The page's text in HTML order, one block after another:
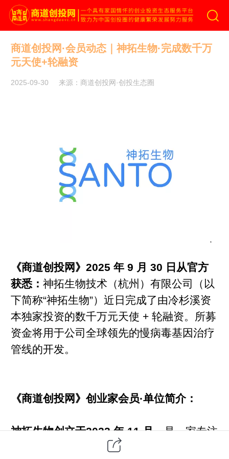
商道创投网
商道创投网·会员动态｜神拓生物·完成数千万
元天使+轮融资
2025-09-30 来源：商道创投网·创投生态圈
《商道创投网》2025 年 9 月 30 日从官方
获悉： 神拓生物技术（杭州）有限公司（以
下简称“神拓生物”）近日完成了由冷杉溪资
本独家投资的数千万元天使 + 轮融资。所募
资金将用于公司全球领先的慢病毒基因治疗
管线的开发。
《商道创投网》创业家会员·单位简介：
神拓生物创立于2023 年 11 月，是一家专注
于基因疗法研发的高科技企业。其核心团队